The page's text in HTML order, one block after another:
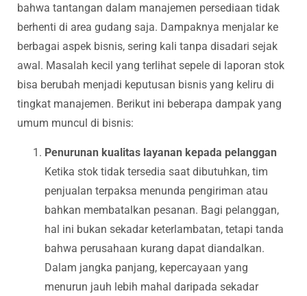
bahwa tantangan dalam manajemen persediaan tidak
berhenti di area gudang saja. Dampaknya menjalar ke
berbagai aspek bisnis, sering kali tanpa disadari sejak
awal. Masalah kecil yang terlihat sepele di laporan stok
bisa berubah menjadi keputusan bisnis yang keliru di
tingkat manajemen. Berikut ini beberapa dampak yang
umum muncul di bisnis:
Penurunan kualitas layanan kepada pelanggan
Ketika stok tidak tersedia saat dibutuhkan, tim
penjualan terpaksa menunda pengiriman atau
bahkan membatalkan pesanan. Bagi pelanggan,
hal ini bukan sekadar keterlambatan, tetapi tanda
bahwa perusahaan kurang dapat diandalkan.
Dalam jangka panjang, kepercayaan yang
menurun jauh lebih mahal daripada sekadar